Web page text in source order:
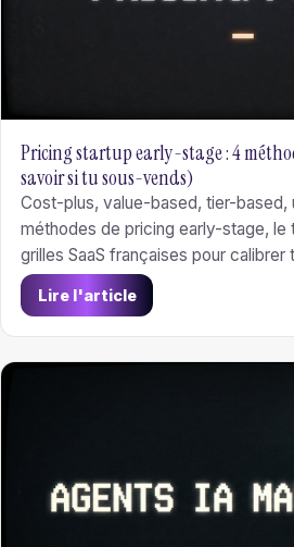
Pricing startup early-stage : 4
savoir si tu sous-vends)
Cost-plus, value-based, tier-based,
méthodes de pricing early-stage,
grilles SaaS françaises pour calibrer
Lire l'article